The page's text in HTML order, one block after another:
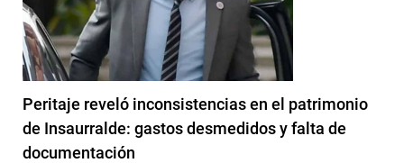
Peritaje reveló inconsistencias en el patrimonio
de Insaurralde: gastos desmedidos y falta de
documentación